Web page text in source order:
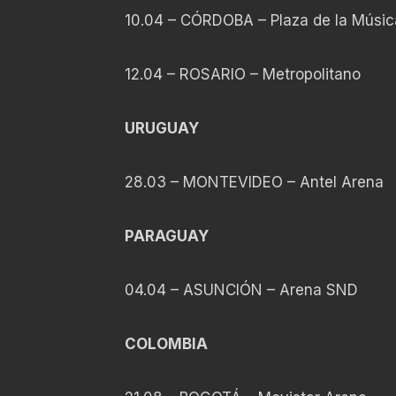
10.04 – CÓRDOBA – Plaza de la
12.04 – ROSARIO – Metropolitano
URUGUAY
28.03 – MONTEVIDEO – Antel Arena
PARAGUAY
04.04 – ASUNCIÓN – Arena SND
COLOMBIA